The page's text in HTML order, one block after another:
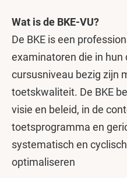
Wat is de BKE-VU?
De BKE is een
examinatoren die in hun
cursusniveau bezig zijn
toetskwaliteit. De BKE
visie en beleid, in de
toetsprogramma en
systematisch en
optimaliseren